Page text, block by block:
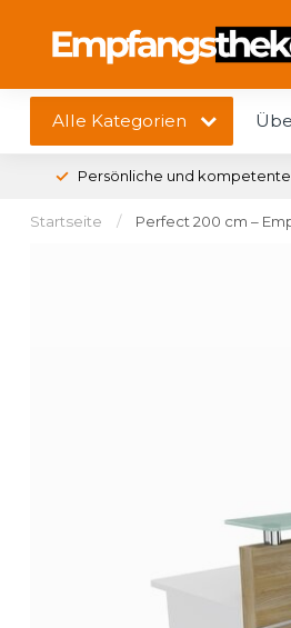
Alle Kategorien
Persönliche und
Startseite / Perfect 200 cm –